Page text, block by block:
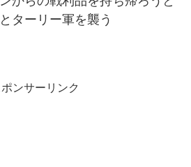
ターリー軍を襲う
ンサーリンク